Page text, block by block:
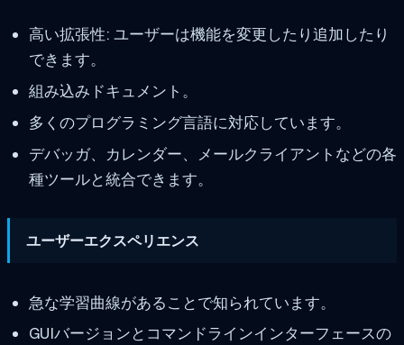
高い拡張性: ユーザーは機能を変更したり追加したり
できます。
組み込みドキュメント。
多くのプログラミング言語に対応しています。
デバッガ、カレンダー、メールクライアントなどの各
種ツールと統合できます。
ユーザーエクスペリエンス
急な学習曲線があることで知られています。
GUIバージョンとコマンドラインインターフェースの